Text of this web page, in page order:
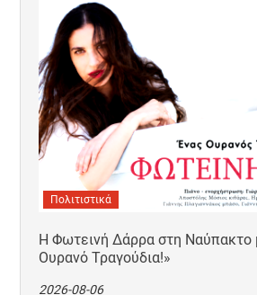
Πολιτιστικά
Η Φωτεινή Δάρρα στη Ναύπακτο
Ουρανό Τραγούδια!»
2026-08-06